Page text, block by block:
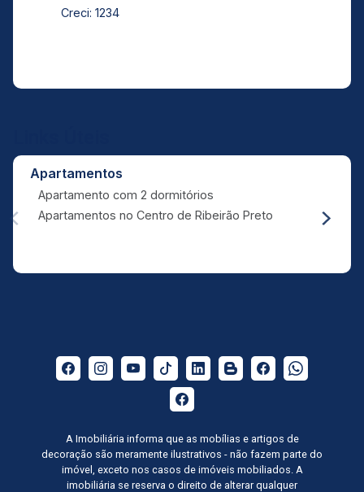
Creci: 1234
Apartamentos
Apartamento com 2 dormitórios
Apartamentos no Centro de Ribeirão Preto
A Imobiliária informa que as mobílias e artigos de
decoração são meramente ilustrativos - não fazem parte do
imóvel, exceto nos casos de imóveis mobiliados. A
imobiliária se reserva o direito de alterar qualquer